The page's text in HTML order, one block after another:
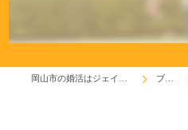
ブログ